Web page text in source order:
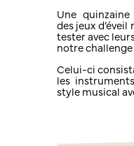
Une
des jeux d’éveil
tester avec
notre
Celui-ci
les
style musical